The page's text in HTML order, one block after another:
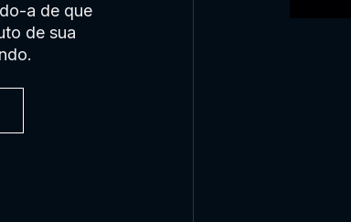
a de que
de sua